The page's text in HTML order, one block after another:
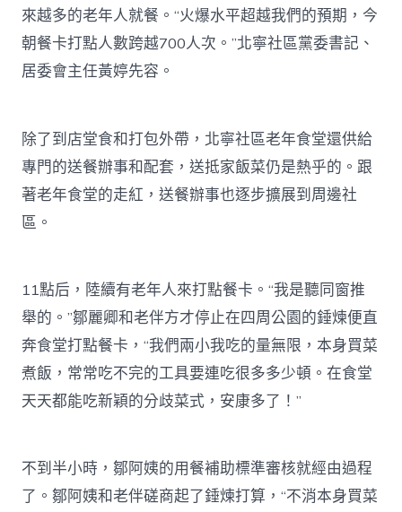
來越多的老年人就餐。“火爆水平超越我們的預期，今
朝餐卡打點人數跨越700人次。”北寧社區黨委書記、
居委會主任黃婷先容。
除了到店堂食和打包外帶，北寧社區老年食堂還供給
專門的送餐辦事和配套，送抵家飯菜仍是熱乎的。跟
著老年食堂的走紅，送餐辦事也逐步擴展到周邊社
區。
11點后，陸續有老年人來打點餐卡。“我是聽同窗推
舉的。”鄒麗卿和老伴方才停止在四周公園的錘煉便直
奔食堂打點餐卡，“我們兩小我吃的量無限，本身買菜
煮飯，常常吃不完的工具要連吃很多多少頓。在食堂
天天都能吃新穎的分歧菜式，安康多了！”
不到半小時，鄒阿姨的用餐補助標準審核就經由過程
了。鄒阿姨和老伴磋商起了錘煉打算，“不消本身買菜